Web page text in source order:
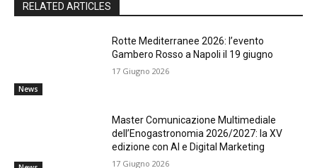
RELATED ARTICLES
News
Rotte Mediterranee 2026: l’evento
Gambero Rosso a Napoli il 19 giugno
17 Giugno 2026
Master Comunicazione Multimediale
dell’Enogastronomia 2026/2027: la XV
edizione con AI e Digital Marketing
17 Giugno 2026